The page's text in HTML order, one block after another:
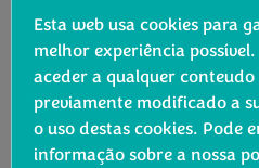
Esta web usa cookies para
melhor experiência
aceder a qualquer conteudo
previamente modificado a
o uso destas cookies. Pode
informação sobre a nossa